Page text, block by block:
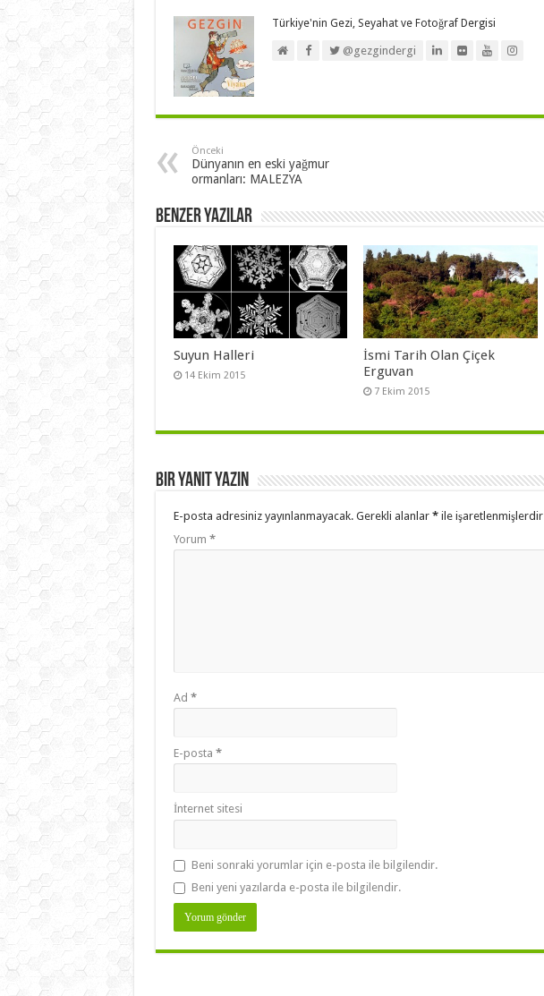
Türkiye'nin Gezi, Seyahat ve Fotoğraf Dergisi
@gezgindergi
Önceki
Dünyanın en eski yağmur
ormanları: MALEZYA
Benzer Yazılar
Suyun Halleri
14 Ekim 2015
İsmi Tarih Olan Çiçek
Erguvan
7 Ekim 2015
Bir yanıt yazın
E-posta adresiniz yayınlanmayacak. Gerekli alanlar *ile işaretlenmişlerdir
Yorum *
Ad *
E-posta *
İnternet sitesi
Beni sonraki yorumlar için e-posta ile bilgilendir.
Beni yeni yazılarda e-posta ile bilgilendir.